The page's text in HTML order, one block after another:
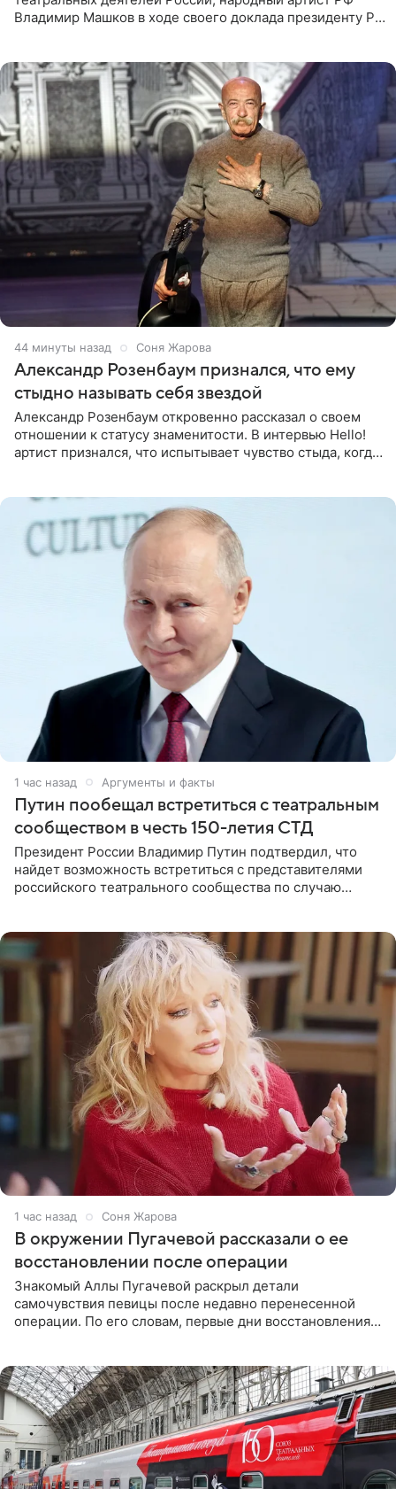
Владимир Машков в ходе своего доклада президенту РФ
44 минуты назад Соня Жарова
Александр Розенбаум признался, что ему
стыдно называть себя звездой
Александр Розенбаум откровенно рассказал о своем
отношении к статусу знаменитости. В интервью Hello!
артист признался, что испытывает чувство стыда, когда
1 час назад Аргументы и факты
Путин пообещал встретиться с театральным
сообществом в честь 150-летия СТД
Президент России Владимир Путин подтвердил, что
найдет возможность встретиться с представителями
российского театрального сообщества по случаю
1 час назад Соня Жарова
В окружении Пугачевой рассказали о ее
восстановлении после операции
Знакомый Аллы Пугачевой раскрыл детали
самочувствия певицы после недавно перенесенной
операции. По его словам, первые дни восстановления